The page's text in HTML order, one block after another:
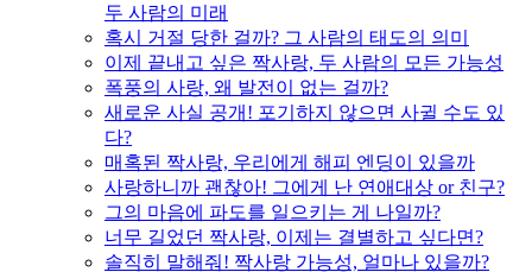
두 사람의 미래
혹시 거절 당한 걸까? 그 사람의 태도의 의미
이제 끝내고 싶은 짝사랑, 두 사람의 모든 가능성
폭풍의 사랑, 왜 발전이 없는 걸까?
새로운 사실 공개! 포기하지 않으면 사귈 수도 있
다?
매혹된 짝사랑, 우리에게 해피 엔딩이 있을까
사랑하니까 괜찮아! 그에게 난 연애대상 or 친구?
그의 마음에 파도를 일으키는 게 나일까?
너무 길었던 짝사랑, 이제는 결별하고 싶다면?
솔직히 말해줘! 짝사랑 가능성, 얼마나 있을까?